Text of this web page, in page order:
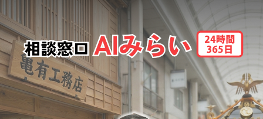
実は あたいは亀有の工務店の娘！
下町育ちの生粋の江戸っ子さ